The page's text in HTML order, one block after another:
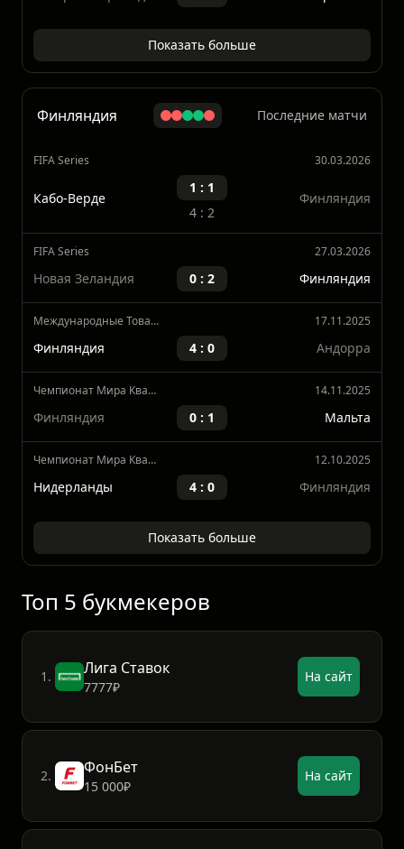
Чемпионат Мира Квалификация, Европа 13.10.2025
Северная Ирландия 0 : 1 Германия
Показать больше
4 : 2
FIFA Series 27.03.2026
Новая Зеландия 0 : 2 Финляндия
17.11.2025
Финляндия 4 : 0 Андорра
14.11.2025
Финляндия 0 : 1 Мальта
Чемпионат Мира Квалификация, Европа 12.10.2025
Нидерланды 4 : 0 Финляндия
Показать больше
Топ 5 букмекеров
Лига Ставок
ФонБет